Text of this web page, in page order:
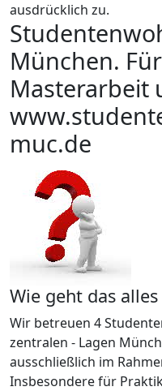
ausdrücklich zu.
München.
Masterarbeit
muc.de
Wie geht das
Wir betreuen 4
zentralen - Lagen
ausschließlich im
Insbesondere für